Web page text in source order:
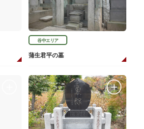
谷中エリア
蒲生君平の墓